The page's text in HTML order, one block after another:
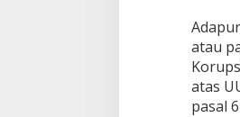
atau
atas
pasal